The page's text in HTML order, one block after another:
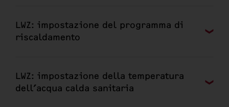
LWZ: impostazione del programma di
riscaldamento
LWZ: impostazione della temperatura
dell’acqua calda sanitaria